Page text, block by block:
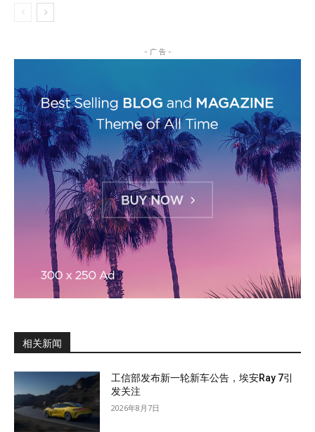
- 广 告 -
相关新闻
工信部发布新一轮新车公告，埃安Ray 7引
发关注
2026年8月7日